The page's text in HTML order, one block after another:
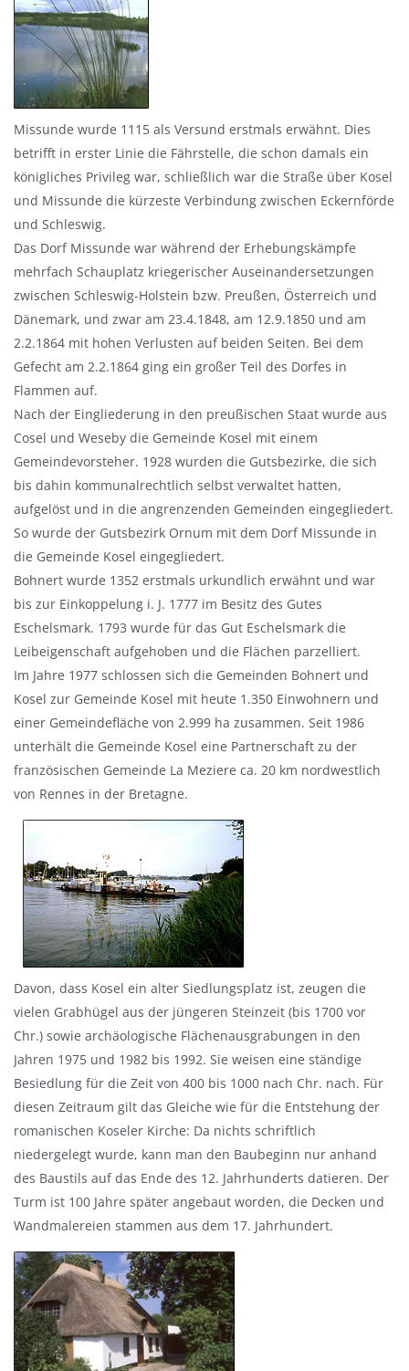
Missunde wurde 1115 als Versund erstmals erwähnt. Dies
betrifft in erster Linie die Fährstelle, die schon damals ein
königliches Privileg war, schließlich war die Straße über Kosel
und Missunde die kürzeste Verbindung zwischen Eckernförde
und Schleswig.
Das Dorf Missunde war während der Erhebungskämpfe
mehrfach Schauplatz kriegerischer Auseinandersetzungen
zwischen Schleswig-Holstein bzw. Preußen, Österreich und
Dänemark, und zwar am 23.4.1848, am 12.9.1850 und am
2.2.1864 mit hohen Verlusten auf beiden Seiten. Bei dem
Gefecht am 2.2.1864 ging ein großer Teil des Dorfes in
Flammen auf.
Nach der Eingliederung in den preußischen Staat wurde aus
Cosel und Weseby die Gemeinde Kosel mit einem
Gemeindevorsteher. 1928 wurden die Gutsbezirke, die sich
bis dahin kommunalrechtlich selbst verwaltet hatten,
aufgelöst und in die angrenzenden Gemeinden eingegliedert.
So wurde der Gutsbezirk Ornum mit dem Dorf Missunde in
die Gemeinde Kosel eingegliedert.
Bohnert wurde 1352 erstmals urkundlich erwähnt und war
bis zur Einkoppelung i. J. 1777 im Besitz des Gutes
Eschelsmark. 1793 wurde für das Gut Eschelsmark die
Leibeigenschaft aufgehoben und die Flächen parzelliert.
Im Jahre 1977 schlossen sich die Gemeinden Bohnert und
Kosel zur Gemeinde Kosel mit heute 1.350 Einwohnern und
einer Gemeindefläche von 2.999 ha zusammen. Seit 1986
unterhält die Gemeinde Kosel eine Partnerschaft zu der
französischen Gemeinde La Meziere ca. 20 km nordwestlich
von Rennes in der Bretagne.
Davon, dass Kosel ein alter Siedlungsplatz ist, zeugen die
vielen Grabhügel aus der jüngeren Steinzeit (bis 1700 vor
Chr.) sowie archäologische Flächenausgrabungen in den
Jahren 1975 und 1982 bis 1992. Sie weisen eine ständige
Besiedlung für die Zeit von 400 bis 1000 nach Chr. nach. Für
diesen Zeitraum gilt das Gleiche wie für die Entstehung der
romanischen Koseler Kirche: Da nichts schriftlich
niedergelegt wurde, kann man den Baubeginn nur anhand
des Baustils auf das Ende des 12. Jahrhunderts datieren. Der
Turm ist 100 Jahre später angebaut worden, die Decken und
Wandmalereien stammen aus dem 17. Jahrhundert.